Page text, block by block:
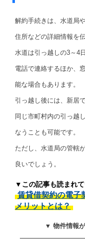
解約手続きは、水道局
住所などの詳細情報を伝
水道は引っ越しの3～4
電話で連絡するほか、
能な場合もあります。
引っ越し後には、新居
同じ市町村内の引っ越
なうことも可能です。
ただし、水道局の管轄
良いでしょう。
▼この記事も読まれ
賃貸借契約の電子
メリットとは？
▼ 物件情報